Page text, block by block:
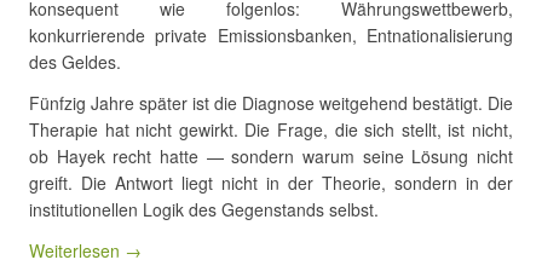
konsequent wie folgenlos: Währungswettbewerb,
konkurrierende private Emissionsbanken, Entnationalisierung
des Geldes.
Fünfzig Jahre später ist die Diagnose weitgehend bestätigt. Die
Therapie hat nicht gewirkt. Die Frage, die sich stellt, ist nicht,
ob Hayek recht hatte — sondern warum seine Lösung nicht
greift. Die Antwort liegt nicht in der Theorie, sondern in der
institutionellen Logik des Gegenstands selbst.
Weiterlesen →